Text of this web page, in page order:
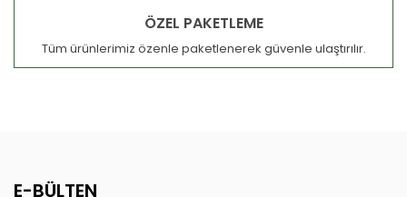
ÖZEL PAKETLEME
Tüm ürünlerimiz özenle paketlenerek güvenle ulaştırılır.
E-BÜLTEN